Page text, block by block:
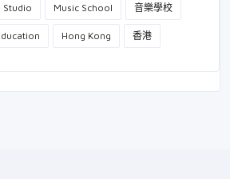
Studio Music School 音樂學校
Hong Kong 香港